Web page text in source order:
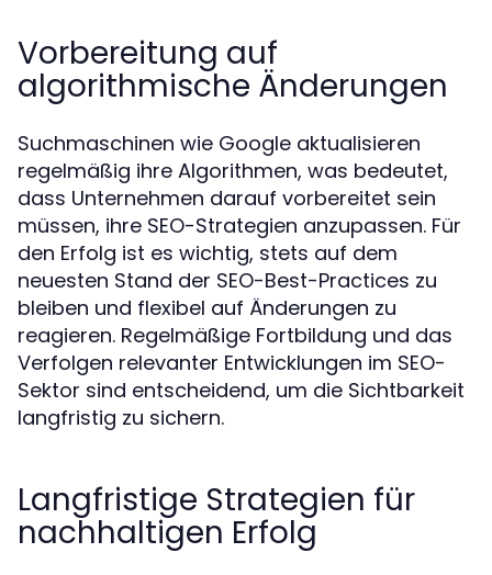
Vorbereitung auf
algorithmische Änderungen
Suchmaschinen wie Google aktualisieren
regelmäßig ihre Algorithmen, was bedeutet,
dass Unternehmen darauf vorbereitet sein
müssen, ihre SEO-Strategien anzupassen. Für
den Erfolg ist es wichtig, stets auf dem
neuesten Stand der SEO-Best-Practices zu
bleiben und flexibel auf Änderungen zu
reagieren. Regelmäßige Fortbildung und das
Verfolgen relevanter Entwicklungen im SEO-
Sektor sind entscheidend, um die Sichtbarkeit
langfristig zu sichern.
Langfristige Strategien für
nachhaltigen Erfolg